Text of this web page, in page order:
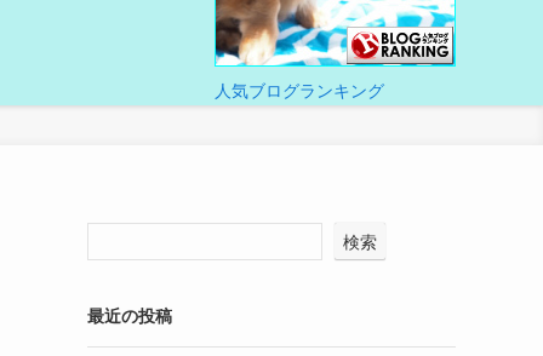
人気ブログランキング
検索
最近の投稿